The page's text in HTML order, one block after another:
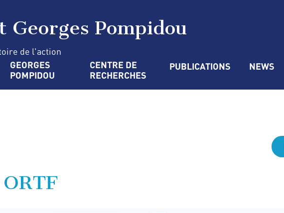
Georges Pompidou
de l'action
GEORGES
POMPIDOU
CENTRE DE
RECHERCHES
PUBLICATIONS NEWS